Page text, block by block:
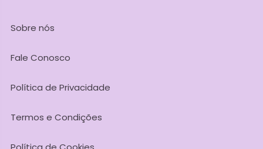
Sobre nós
Fale Conosco
Política de Privacidade
Termos e Condições